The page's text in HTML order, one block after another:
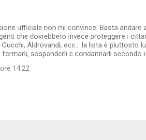
ufficiale non mi convince. Basta andare
che dovrebbero invece proteggere i
Aldrovandi, ecc... la lista è piuttosto
fermarli, sospenderli e condannarli secondo
14:22